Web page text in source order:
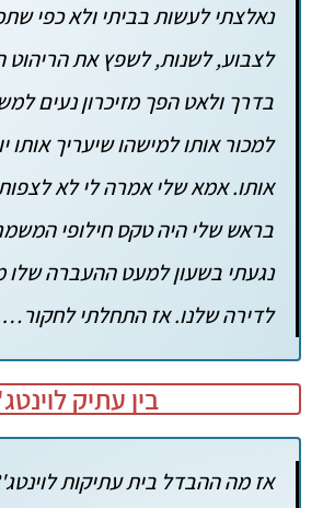
נאלצתי לעשות בביתי ולא כפי
לצבוע, לשנות, לשפץ את הריהוט
בדרך ולאט הפך מזיכרון נעים
למכור אותו למישהו שיעריך אותו
אותו. אמא שלי אמרה לי לא
בראש שלי היה טקס חילופי
נגעתי בשעון למעט ההעברה שלו
לדירה שלנו. אז התחלתי
בין עתיק לוינטג'
אז מה ההבדל בית עתיקות